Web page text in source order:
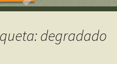
degradado